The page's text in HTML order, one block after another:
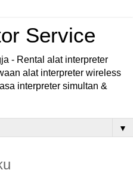
Service
- Rental alat interpreter
alat interpreter wireless
interpreter simultan &
▼